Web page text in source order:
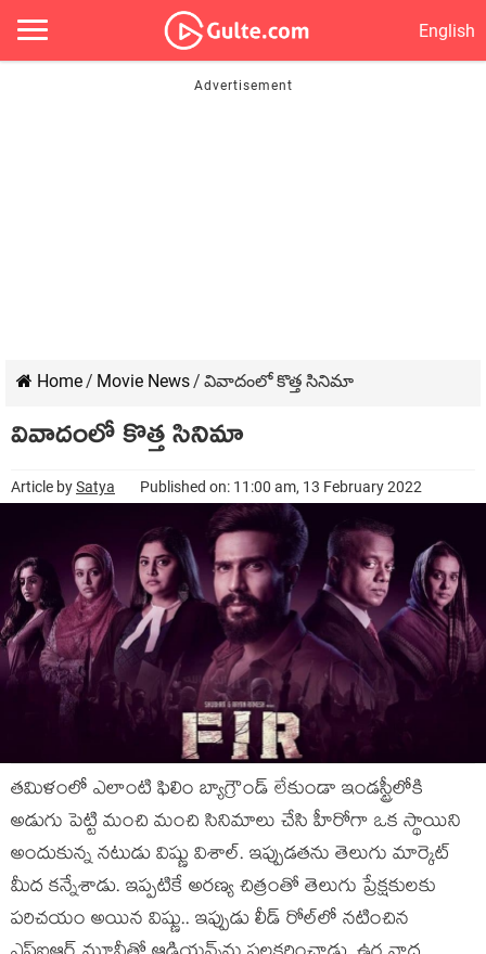
English
Home/ Movie News/ వివాదంలో కొత్త సినిమా
వివాదంలో కొత్త సినిమా
Article bySatya Published on: 11:00 am, 13 February 2022
త‌మిళంలో ఎలాంటి ఫిలిం బ్యాగ్రౌండ్ లేకుండా ఇండ‌స్ట్రీలోకి
అడుగు పెట్టి మంచి మంచి సినిమాలు చేసి హీరోగా ఒక స్థాయిని
అందుకున్న న‌టుడు విష్ణు విశాల్. ఇప్పుడ‌త‌ను తెలుగు మార్కెట్
మీద క‌న్నేశాడు. ఇప్ప‌టికే అర‌ణ్య చిత్రంతో తెలుగు ప్రేక్ష‌కుల‌కు
ప‌రిచ‌యం అయిన విష్ణు.. ఇప్పుడు లీడ్ రోల్‌లో న‌టించిన‌